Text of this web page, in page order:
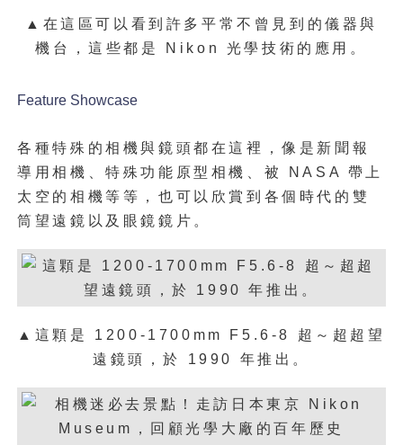
▲在這區可以看到許多平常不曾見到的儀器與
機台，這些都是 Nikon 光學技術的應用。
Feature Showcase
各種特殊的相機與鏡頭都在這裡，像是新聞報
導用相機、特殊功能原型相機、被 NASA 帶上
太空的相機等等，也可以欣賞到各個時代的雙
筒望遠鏡以及眼鏡鏡片。
▲這顆是 1200-1700mm F5.6-8 超～超超望
遠鏡頭，於 1990 年推出。